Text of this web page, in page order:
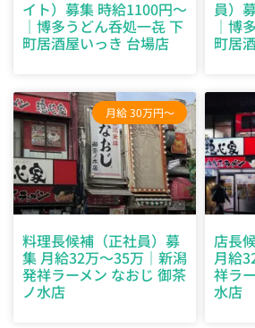
イト）募集 時給1100円～
｜博多うどん呑処一㐂 下
町居酒屋いっき 台場店
員）
｜博
町居
月給 30万円～
料理長候補（正社員）募
集 月給32万～35万｜新潟
発祥ラーメン なおじ 御茶
ノ水店
店長
月給
祥ラ
水店